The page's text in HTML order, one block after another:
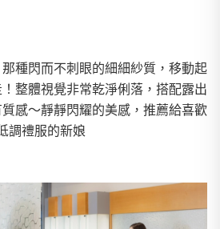
種閃而不刺眼的細細紗質，移動起
整體視覺非常乾淨俐落，搭配露出
感～靜靜閃耀的美感，推薦給喜歡
調禮服的新娘